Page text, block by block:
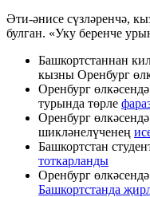
Әти-әнисе сүзләренчә,
булган. «Уку беренче
Башкортстаннан
кызны Оренбург
Оренбург
турында төрле
Оренбург
шикләнелүченең
Башкортстан
тоткарланды
Оренбург
Башкортстанда